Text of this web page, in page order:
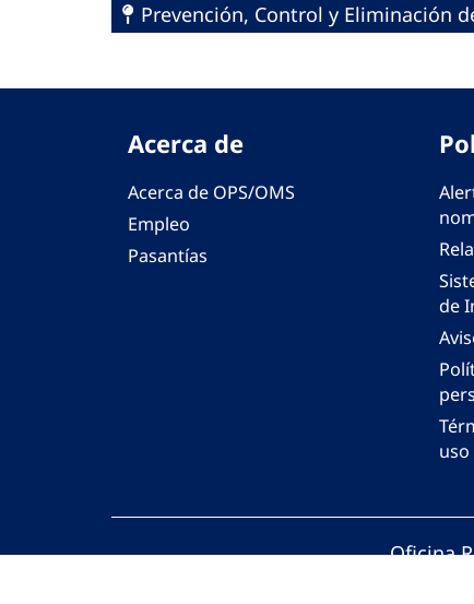
Prevención, Control y Eliminación
Acerca de
Acerca de OPS/OMS
Empleo
Pasantías
de
Oficina